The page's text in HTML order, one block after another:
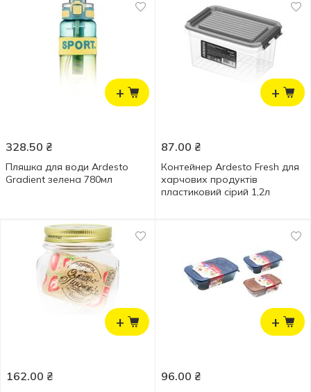
+
328.50 ₴
Пляшка для води Ardesto
Gradient зелена 780мл
+
87.00 ₴
Контейнер Ardesto Fresh для
харчових продуктів
пластиковий сірий 1,2л
+
162.00 ₴
+
96.00 ₴